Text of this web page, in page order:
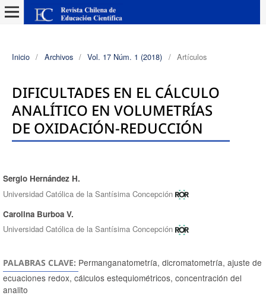
Inicio / Archivos / Vol. 17 Núm. 1 (2018) / Artículos
DIFICULTADES EN EL CÁLCULO
ANALÍTICO EN VOLUMETRÍAS
DE OXIDACIÓN-REDUCCIÓN
Autores/as
Sergio Hernández H.
Universidad Católica de la Santísima Concepción
Carolina Burboa V.
Universidad Católica de la Santísima Concepción
PALABRAS CLAVE: Permanganatometría, dicromatometría, ajuste de
ecuaciones redox, cálculos estequiométricos, concentración del
analito